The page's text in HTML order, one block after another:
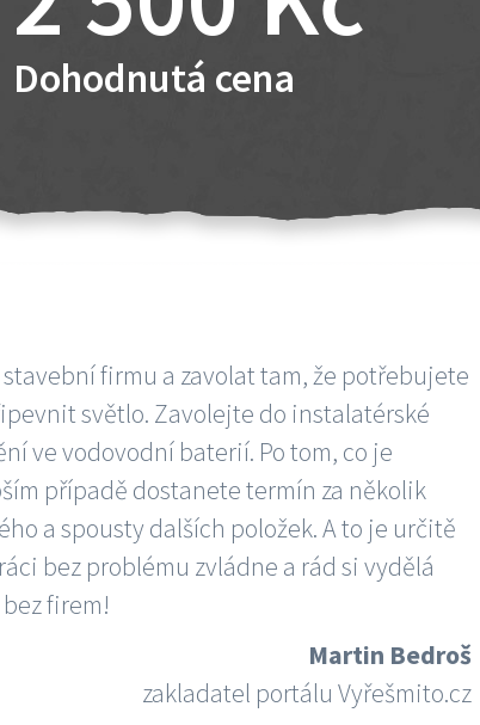
Dohodnutá cena
firmu a zavolat tam, že potřebujete
světlo. Zavolejte do instalatérské
ve vodovodní baterií. Po tom, co je
případě dostanete termín za několik
a spousty dalších položek. A to je určitě
bez problému zvládne a rád si vydělá
firem!
Martin Bedroš
zakladatel portálu Vyřešmito.cz